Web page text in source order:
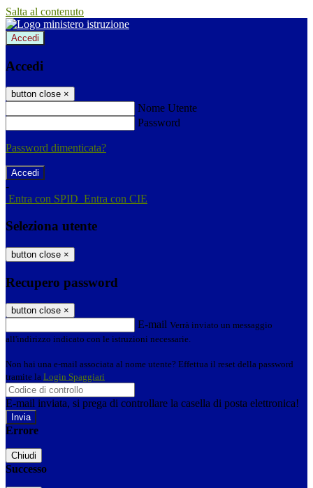
Salta al contenuto
Accedi
Accedi
button close ×
Nome Utente
Password
Password dimenticata?
-
Entra con SPID Entra con CIE
Seleziona utente
button close ×
Recupero password
button close ×
E-mail Verrà inviato un messaggio
all'indirizzo indicato con le istruzioni necessarie.
Non hai una e-mail associata al nome utente? Effettua il reset della password
tramite la Login Spaggiari
E-mail inviata, si prega di controllare la casella di posta elettronica!
Errore
Chiudi
Successo